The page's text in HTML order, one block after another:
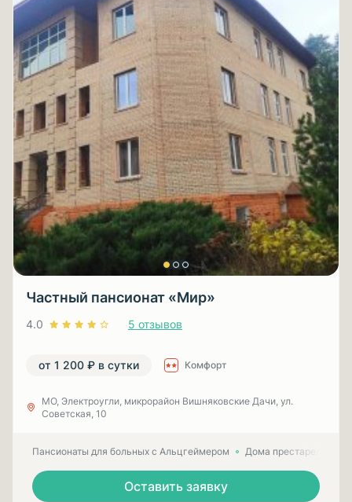
Частный пансионат «Мир»
4.0 5 отзывов
от 1 200 ₽ в сутки Комфорт
МО, Электроугли, микрорайон Вишняковские Дачи, ул.
Советская, 10
Пансионаты для больных с Альцгеймером Дома престарелых
Оставить заявку